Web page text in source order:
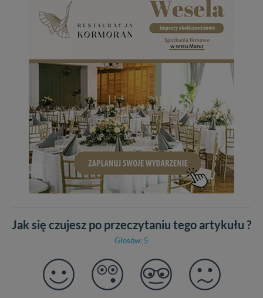
Jak się czujesz po przeczytaniu tego artykułu ?
Głosów: 5